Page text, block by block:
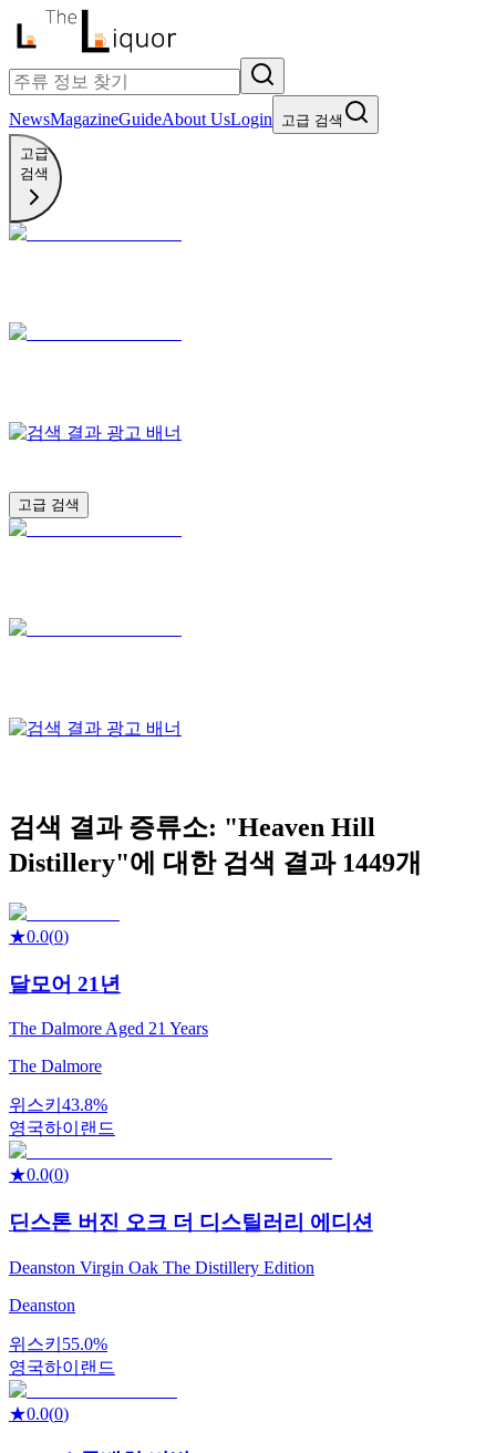
NewsMagazineGuideAbout UsLogin
고급 검색
고급
검색
고급 검색
검색 결과증류소: "Heaven Hill
Distillery"에 대한 검색 결과 1449개
★0.0(0)
달모어 21년
The Dalmore Aged 21 Years
The Dalmore
위스키 43.8%
영국하이랜드
★0.0(0)
딘스톤 버진 오크 더 디스틸러리 에디션
Deanston Virgin Oak The Distillery Edition
Deanston
위스키 55.0%
영국하이랜드
★0.0(0)